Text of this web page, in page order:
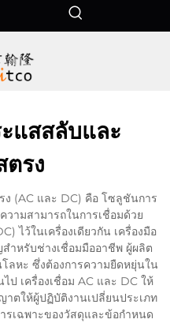
แสสลับและ
ตรง
ง (AC และ DC) คือ โซลูชันการ
ามสามารถในการเชื่อมด้วย
ไว้ในเครื่องเดียวกัน เครื่องมือ
ำหรับช่างเชื่อมมืออาชีพ ผู้ผลิต
ลหะ ซึ่งต้องการความยืดหยุ่นใน
ป เครื่องเชื่อม AC และ DC ให้
ตให้ผู้ปฏิบัติงานเปลี่ยนประเภท
รเฉพาะของวัสดุและข้อกำหนด